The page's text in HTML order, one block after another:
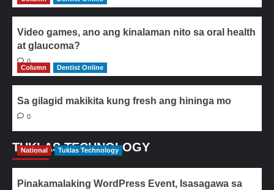
Video games, ano ang kinalaman nito sa oral health
at glaucoma?
0
Column
Dentist Online
Sa gilagid makikita kung fresh ang hininga mo
0
TUKLAS TECHNOLOGY
National Tuklas Technology
Pinakamalaking WordPress Event, Isasagawa sa